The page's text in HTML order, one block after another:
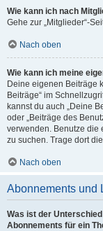
Wie kann ich nach
Gehe zur „Mitglieder“-
Nach oben
Wie kann ich meine
Deine eigenen Beiträge
Beiträge“ im
kannst du auch „Deine
oder „Beiträge des
verwenden. Benutze die
zu suchen. Trage dort
Nach oben
Abonnements und
Was ist der
Abonnements für ein